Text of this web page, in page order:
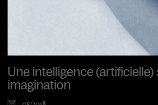
Une intelligence (artificielle)
imagination